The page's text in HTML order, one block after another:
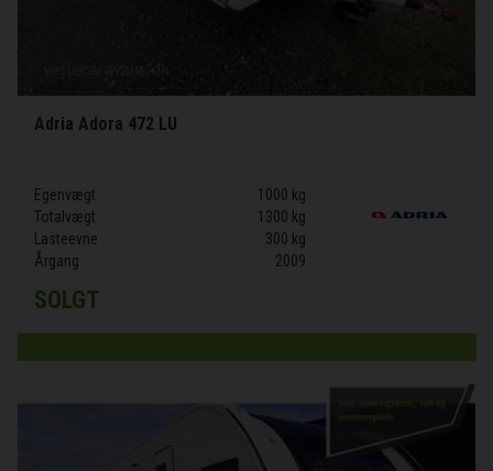
Adria Adora 472 LU
Egenvægt
1000 kg
Totalvægt
1300 kg
Lasteevne
300 kg
Årgang
2009
SOLGT